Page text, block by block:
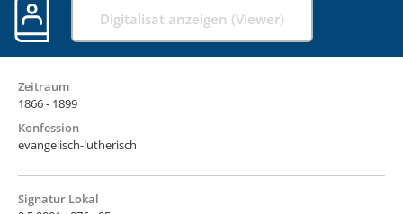
Digitalisat anzeigen (Viewer)
Zeitraum
1866 - 1899
Konfession
evangelisch-lutherisch
Signatur Lokal